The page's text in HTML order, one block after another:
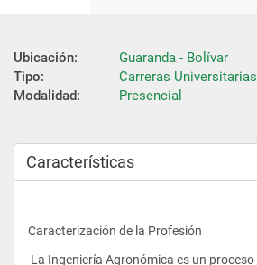
Ubicación:
Guaranda - Bolívar
Tipo:
Carreras Universitarias
Modalidad:
Presencial
Características
Caracterización de la Profesión